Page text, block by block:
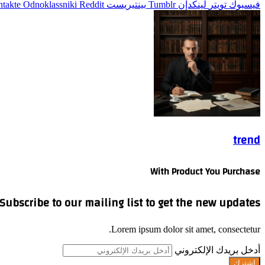
فيسبوك تويتر لينكدإن بينتيريست Odnoklassniki
trend
With Product You Purchase
Subscribe to our mailing list to get the new updates!
Lorem ipsum dolor sit amet, consectetur.
أدخل بريدك الإلكتروني